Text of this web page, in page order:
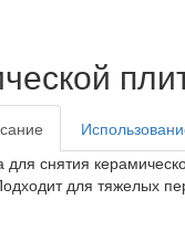
для снятия
для тяжелых